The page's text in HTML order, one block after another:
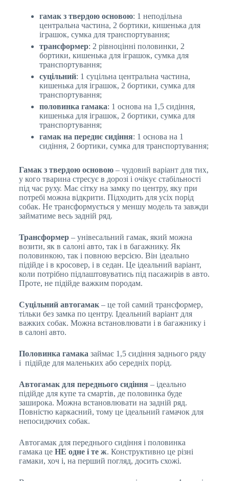
гамак з твердою основою: 1 неподільна
центральна частина, 2 бортики, кишенька для
іграшок, сумка для транспортування;
трансформер: 2 рівноцінні половинки, 2
бортики, кишенька для іграшок, сумка для
транспортування;
суцільний: 1 суцільна центральна частина,
кишенька для іграшок, 2 бортики, сумка для
транспортування;
половинка гамака: 1 основа на 1,5 сидіння,
кишенька для іграшок, 2 бортики, сумка для
транспортування;
гамак на переднє сидіння: 1 основа на 1
сидіння, 2 бортики, сумка для транспортування;
Гамак з твердою основою– чудовий варіант для тих,
у кого тварина стресує в дорозі і очікує стабільності
під час руху. Має сітку на замку по центру, яку при
потребі можна відкрити. Підходить для усіх порід
собак. Не трансформується у меншу модель та завжди
займатиме весь задній ряд.
Трансформер– унівесальний гамак, який можна
возити, як в салоні авто, так і в багажнику. Як
половинкою, так і повною версією. Він ідеально
підійде і в кросовер, і в седан. Це ідеальний варіант,
коли потрібно підлаштовуватись під пасажирів в авто.
Проте, не підійде важким породам.
Суцільний автогамак– це той самий трансформер,
тільки без замка по центру. Ідеальний варіант для
важких собак. Можна встановлювати і в багажнику і
в салоні авто.
Половинка гамака займає 1,5 сидіння заднього ряду
і підійде для маленьких або середніх порід.
Автогамак для переднього сидіння – ідеально
підійде для купе та смартів, де половинка буде
заширока. Можна встановлювати на задній ряд.
Повністю каркасний, тому це ідеальний гамачок для
непосидючих собак.
Автогамак для переднього сидіння і половинка
гамака це НЕ одне і те ж. Конструктивно це різні
гамаки, хоч і, на перший погляд, досить схожі.